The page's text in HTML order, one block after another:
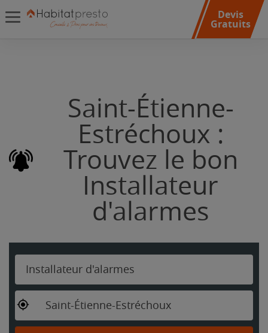
Devis
Gratuits
Saint-Étienne-
Estréchoux :
Trouvez le bon
Installateur
d'alarmes
Installateur d'alarmes
Saint-Étienne-Estréchoux